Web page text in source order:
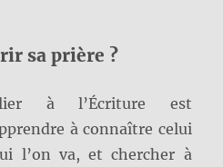
sa prière ?
à l’Écriture est
à connaître celui
l’on va, et chercher à